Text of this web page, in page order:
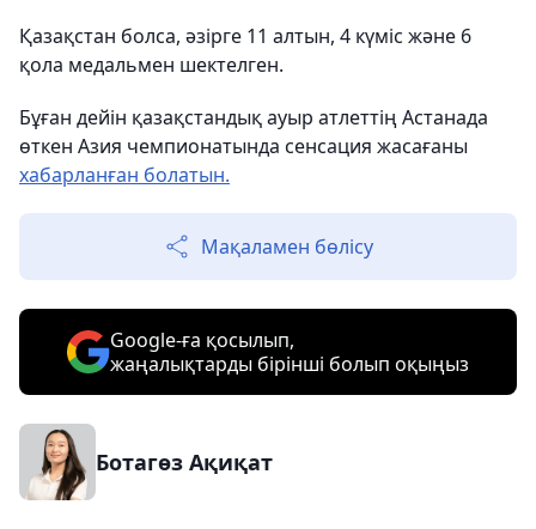
Қазақстан болса, әзірге 11 алтын, 4 күміс және 6
қола медальмен шектелген.
Бұған дейін қазақстандық ауыр атлеттің Астанада
өткен Азия чемпионатында сенсация жасағаны
хабарланған болатын.
Мақаламен бөлісу
Google-ға қосылып,
жаңалықтарды бірінші болып оқыңыз
Ботагөз Ақиқат